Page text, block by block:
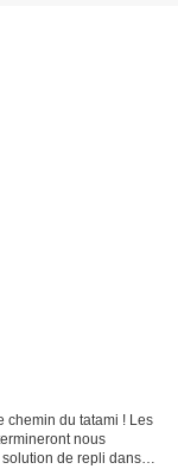
chemin du tatami ! Les
nous
de repli dans